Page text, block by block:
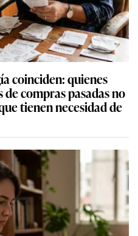
coinciden: quienes
compras pasadas no
tienen necesidad de